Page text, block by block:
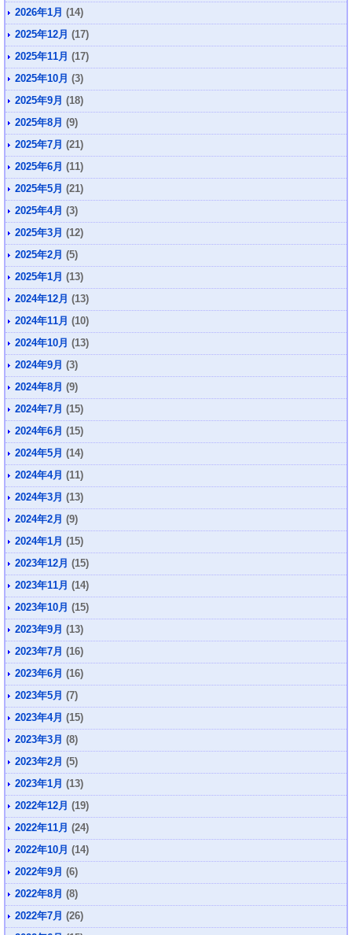
2026年1月 (14)
2025年12月 (17)
2025年11月 (17)
2025年10月 (3)
2025年9月 (18)
2025年8月 (9)
2025年7月 (21)
2025年6月 (11)
2025年5月 (21)
2025年4月 (3)
2025年3月 (12)
2025年2月 (5)
2025年1月 (13)
2024年12月 (13)
2024年11月 (10)
2024年10月 (13)
2024年9月 (3)
2024年8月 (9)
2024年7月 (15)
2024年6月 (15)
2024年5月 (14)
2024年4月 (11)
2024年3月 (13)
2024年2月 (9)
2024年1月 (15)
2023年12月 (15)
2023年11月 (14)
2023年10月 (15)
2023年9月 (13)
2023年7月 (16)
2023年6月 (16)
2023年5月 (7)
2023年4月 (15)
2023年3月 (8)
2023年2月 (5)
2023年1月 (13)
2022年12月 (19)
2022年11月 (24)
2022年10月 (14)
2022年9月 (6)
2022年8月 (8)
2022年7月 (26)